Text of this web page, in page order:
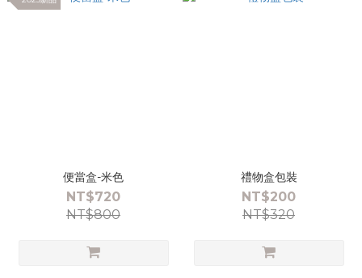
便當盒-米色
NT$720
NT$800
禮物盒包裝
NT$200
NT$320